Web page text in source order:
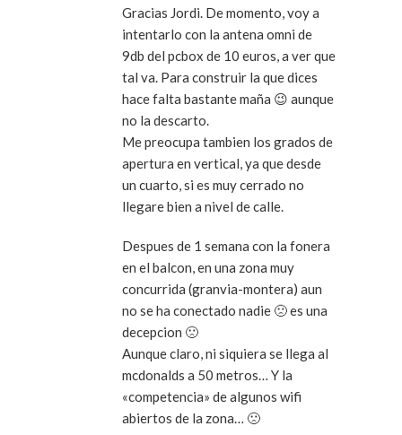
Gracias Jordi. De momento, voy a
intentarlo con la antena omni de
9db del pcbox de 10 euros, a ver que
tal va. Para construir la que dices
hace falta bastante maña 😉 aunque
no la descarto.
Me preocupa tambien los grados de
apertura en vertical, ya que desde
un cuarto, si es muy cerrado no
llegare bien a nivel de calle.
Despues de 1 semana con la fonera
en el balcon, en una zona muy
concurrida (granvia-montera) aun
no se ha conectado nadie 🙁 es una
decepcion 🙁
Aunque claro, ni siquiera se llega al
mcdonalds a 50 metros… Y la
«competencia» de algunos wifi
abiertos de la zona… 🙁